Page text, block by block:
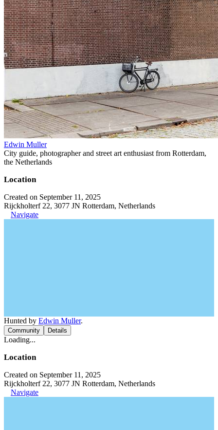
Edwin Muller
City guide, photographer and street art enthusiast from Rotterdam,
the Netherlands
Location
Created on September 11, 2025
Rijckholterf 22, 3077 JN Rotterdam, Netherlands
Navigate
Hunted by Edwin Muller.
Community Details
Loading...
Location
Created on September 11, 2025
Rijckholterf 22, 3077 JN Rotterdam, Netherlands
Navigate